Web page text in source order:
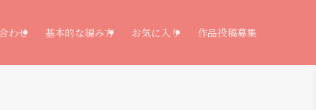
わせ 基本的な編み方 お気に入り 作品投稿募集